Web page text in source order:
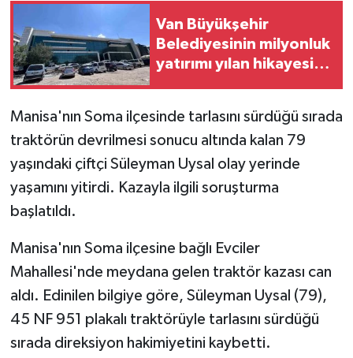
Van Büyükşehir
Belediyesinin milyonluk
yatırımı yılan hikayesine
Manisa'nın Soma ilçesinde tarlasını sürdüğü sırada
traktörün devrilmesi sonucu altında kalan 79
yaşındaki çiftçi Süleyman Uysal olay yerinde
yaşamını yitirdi. Kazayla ilgili soruşturma
başlatıldı.
Manisa'nın Soma ilçesine bağlı Evciler
Mahallesi'nde meydana gelen traktör kazası can
aldı. Edinilen bilgiye göre, Süleyman Uysal (79),
45 NF 951 plakalı traktörüyle tarlasını sürdüğü
sırada direksiyon hakimiyetini kaybetti.